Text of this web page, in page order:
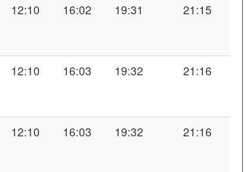
12:10 16:02 19:31 21:15
12:10 16:03 19:32 21:16
12:10 16:03 19:32 21:16